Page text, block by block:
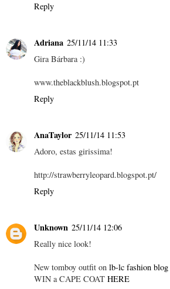
Reply
Adriana 25/11/14 11:33
Gira Bárbara :)
www.theblackblush.blogspot.pt
Reply
AnaTaylor 25/11/14 11:53
Adoro, estas girissima!
http://strawberryleopard.blogspot.pt/
Reply
Unknown 25/11/14 12:06
Really nice look!
New tomboy outfit on lb-lc fashion blog
WIN a CAPE COAT HERE